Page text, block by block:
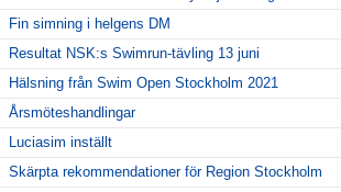
Fin simning i helgens DM
Resultat NSK:s Swimrun-tävling 13 juni
Hälsning från Swim Open Stockholm 2021
Årsmöteshandlingar
Luciasim inställt
Skärpta rekommendationer för Region Stockholm